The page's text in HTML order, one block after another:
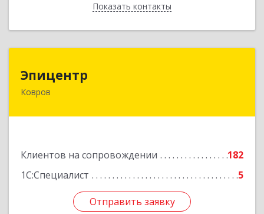
Показать контакты
Назад
Эпицентр
Ковров
Клиентов на сопровождении
182
1С:Специалист
5
Отправить заявку
601900, Владимирская обл, Ковров г, Барсукова
Отправить заявку